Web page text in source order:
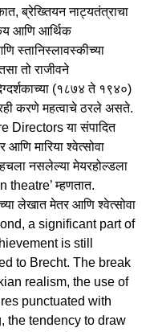
ब्रेख्तियन नाट्यतंत्राचा
आणि आर्थिक
स्तानिस्लावस्कीच्या
तो राजीवने
(१८७४ ते १९४०)
करणे महत्वाचे ठरले असते.
Directors या संपादित
मारिया श्वेत्सोवा
नसलेल्या मेयरहोल्डला
theatre’ म्हणतात.
लेखात मेतर आणि श्वेत्सोवा
a significant part of
is still
to Brecht. The break
realism, the use of
punctuated with
the tendency to draw